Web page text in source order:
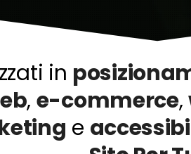
in
, e-commerce,
e